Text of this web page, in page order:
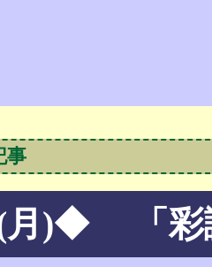
事
月)◆ 「彩